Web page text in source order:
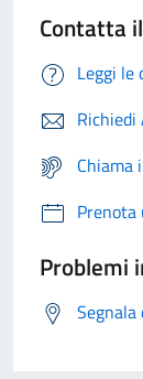
Contatta
Leggi le
Richiedi
Chiama
Problemi